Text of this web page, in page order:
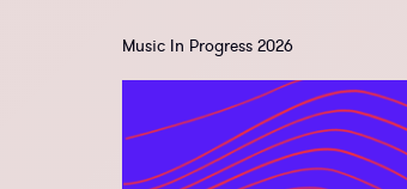
Music In Progress 2026